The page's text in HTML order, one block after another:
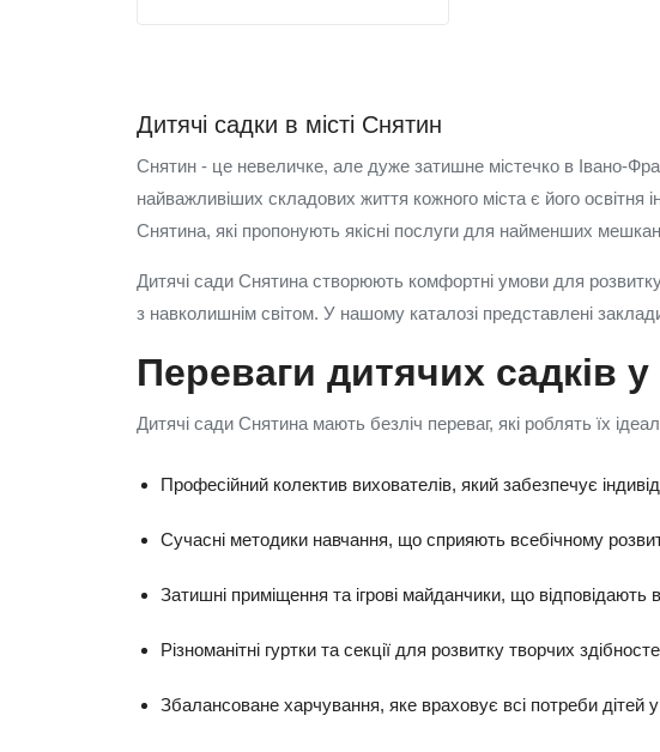
Дитячі садки в місті Снятин
Снятин - це невеличке, але дуже затишне містечко в Івано-
найважливіших складових життя кожного міста є його
Снятина, які пропонують якісні послуги для найменших
Дитячі сади Снятина створюють комфортні умови для
з навколишнім світом. У нашому каталозі представлені
Переваги дитячих садків у
Дитячі сади Снятина мають безліч переваг, які роблять їх
Професійний колектив вихователів, який забезпечує
Сучасні методики навчання, що сприяють всебічному
Затишні приміщення та ігрові майданчики, що відповідають
Різноманітні гуртки та секції для розвитку творчих
Збалансоване харчування, яке враховує всі потреби дітей у